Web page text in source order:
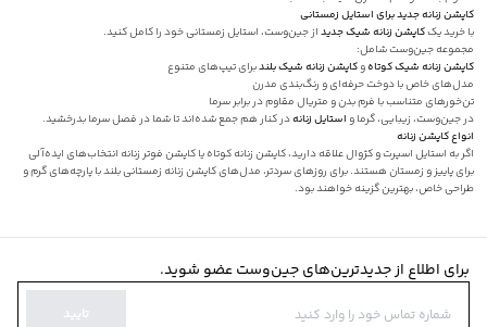
کاپشن زنانه جدید برای استایل زمستانی
با خرید یککاپشن زنانه شیک جدیداز جین‌وست، استایل زمستانی خود را کامل کنید.
مجموعه جین‌وست شامل:
کاپشن زنانه شیک کوتاهوکاپشن زنانه شیک بلندبرای تیپ‌های متنوع
مدل‌های خاص با دوخت حرفه‌ای و رنگ‌بندی مدرن
تن‌خورهای متناسب با فرم بدن و متریال مقاوم در برابر سرما
در جین‌وست، زیبایی، گرما و استایل زنانهدر کنار هم جمع شده‌اند تا شما در فصل سرما بدرخشید.
انواع کاپشن زنانه
اگر به استایل اسپرت و کژوال علاقه دارید، کاپشن زنانه کوتاه یا کاپشن فوتر زنانه انتخاب‌های ایده‌آلی
برای پاییز و زمستان هستند. برای روزهای سردتر، مدل‌های کاپشن زنانه زمستانی بلند با پارچه‌های گرم و
طراحی خاص، بهترین گزینه خواهند بود.
برای اطلاع از جدیدترین‌های جین‌وست عضو شوید.
تایید